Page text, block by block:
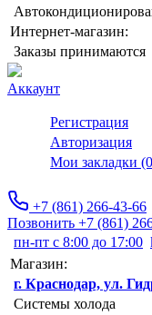
Интернет-магазин:
Заказы принимаются
Аккаунт
Регистрация
Авторизация
Мои закладки
+7 (861) 266-43-66
Позвонить +7 (861)
пн-пт с 8:00 до 17:00
Магазин:
г. Краснодар, ул.
Системы холода